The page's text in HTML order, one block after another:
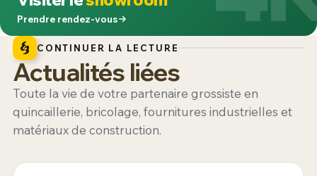
Prendre rendez-vous
CONTINUER LA LECTURE
Actualités liées
Toute la vie de votre partenaire grossiste en
quincaillerie, bricolage, fournitures industrielles et
matériaux de construction.